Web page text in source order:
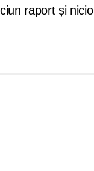
raport și nicio